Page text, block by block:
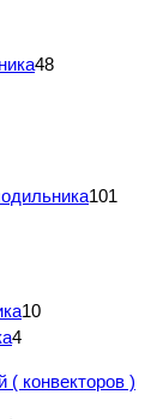
48
101
10
4
( конвекторов )